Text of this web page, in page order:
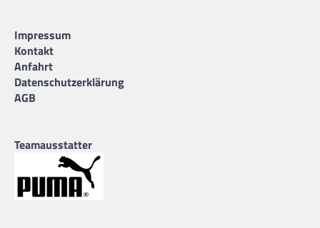
Impressum
Kontakt
Anfahrt
Datenschutzerklärung
AGB
Teamausstatter